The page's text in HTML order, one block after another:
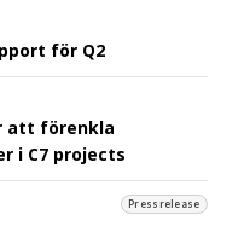
för Q2
att förenkla
i C7 projects
Pressrelease